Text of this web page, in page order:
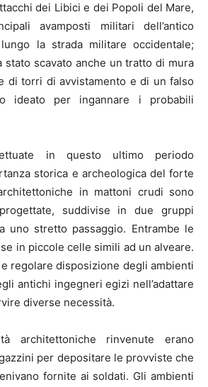
dei Libici e dei Popoli del Mare,
avamposti militari dell’antico
la strada militare occidentale;
stato scavato anche un tratto di mura
di torri di avvistamento e di un falso
ideato per ingannare i probabili
in questo ultimo periodo
storica e archeologica del forte
in mattoni crudi sono
suddivise in due gruppi
uno stretto passaggio. Entrambe le
in piccole celle simili ad un alveare.
regolare disposizione degli ambienti
antichi ingegneri egizi nell’adattare
diverse necessità.
architettoniche rinvenute erano
per depositare le provviste che
fornite ai soldati. Gli ambienti